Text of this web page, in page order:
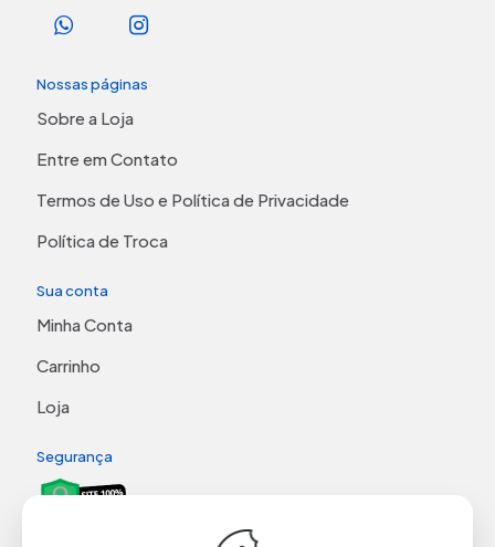
Nossas páginas
Sobre a Loja
Entre em Contato
Termos de Uso e Política de Privacidade
Política de Troca
Sua conta
Minha Conta
Carrinho
Loja
Segurança